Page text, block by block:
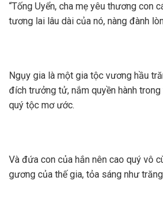
“Tống Uyển, cha mẹ yêu thương con
tương lai lâu dài của nó, nàng đành
Ngụy gia là một gia tộc vương hầu
đích trưởng tử, nắm quyền hành
quý tộc mơ ước.
Và đứa con của hắn nên cao quý vô
gương của thế gia, tỏa sáng như